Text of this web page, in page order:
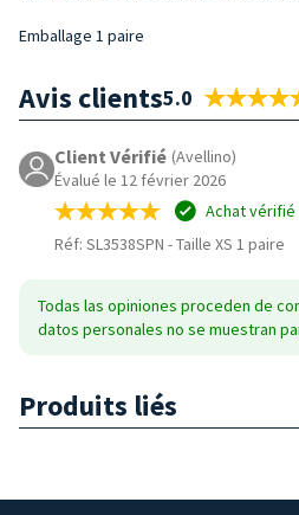
Emballage 1 paire
Avis clients5.0
Client Vérifié (Avellino)
Évalué le 12 février 2026
Achat vérifié
Réf: SL3538SPN -Taille XS 1 paire
Todas las opiniones proceden de
datos personales no se muestran
Produits liés